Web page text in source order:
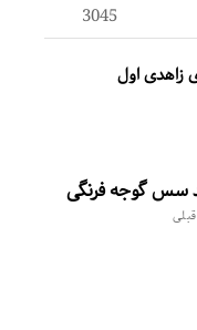
3045
زاهدی اول
سس گوجه فرنگی